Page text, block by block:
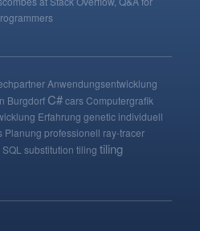
Anwendungsentwicklung
Burgdorf C# cars Computergrafik
Erfahrung genetic individuell
Planung professionell ray-tracer
SQL substitution tiling tiling